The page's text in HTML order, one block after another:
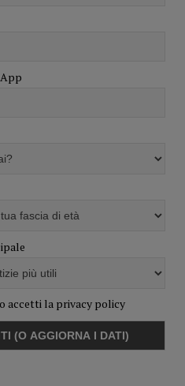
accetti la privacy policy